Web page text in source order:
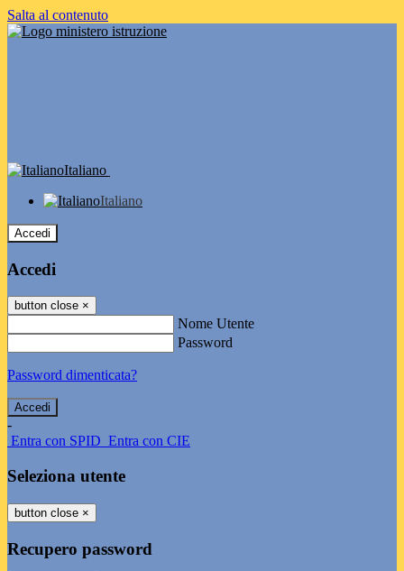
Salta al contenuto
Italiano
Italiano
Accedi
Accedi
button close ×
Nome Utente
Password
Password dimenticata?
-
Entra con SPID Entra con CIE
Seleziona utente
button close ×
Recupero password